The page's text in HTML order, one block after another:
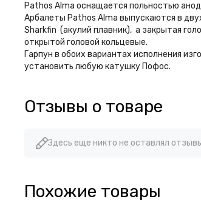
Pathos Alma оснащается польностью
Арбалеты Pathos Alma выпускаются в
Sharkfin (акулий плавник), а закрытая
открытой головой кольцевые.
Гарпун в обоих вариантах исполнения
установить любую катушку Пофос.
Отзывы о товаре
Здесь еще никто не оставлял
Похожие товары